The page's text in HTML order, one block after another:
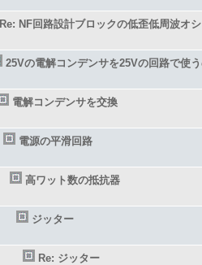
Re: NF回路設計ブロックの低歪低周波オ
25Vの電解コンデンサを25Vの回路で使
電解コンデンサを交換
電源の平滑回路
高ワット数の抵抗器
ジッター
Re: ジッター